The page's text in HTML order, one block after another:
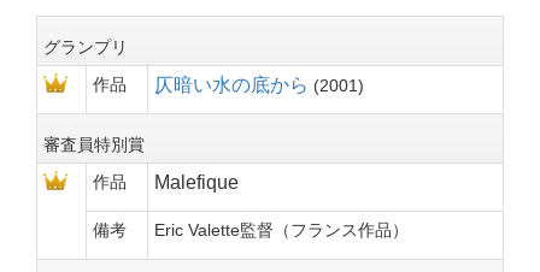
グランプリ
作品
仄暗い水の底から 2001
審査員特別賞
作品
Malefique
備考 Eric Valette監督（フランス作品）